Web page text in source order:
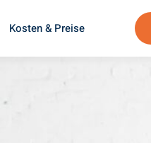
Kosten & Preise